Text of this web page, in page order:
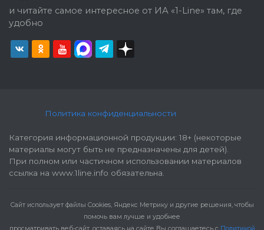
и читайте самое интересное от ИА «1-Line» там, где
удобно
Политика конфиденциальности
Категория информационной продукции: 18+ (некоторые
материалы могут быть не предназначены для детей).
При полном или частичном использовании материалов
ссылка на www.1line.info обязательна.
Cайт использует файлы Cookies, Яндекс Метрику и другие решения, чтобы
помочь вам лучше и удобнее